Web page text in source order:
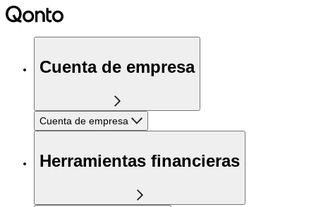
Cuenta de empresa
Cuenta de empresa
Herramientas financieras